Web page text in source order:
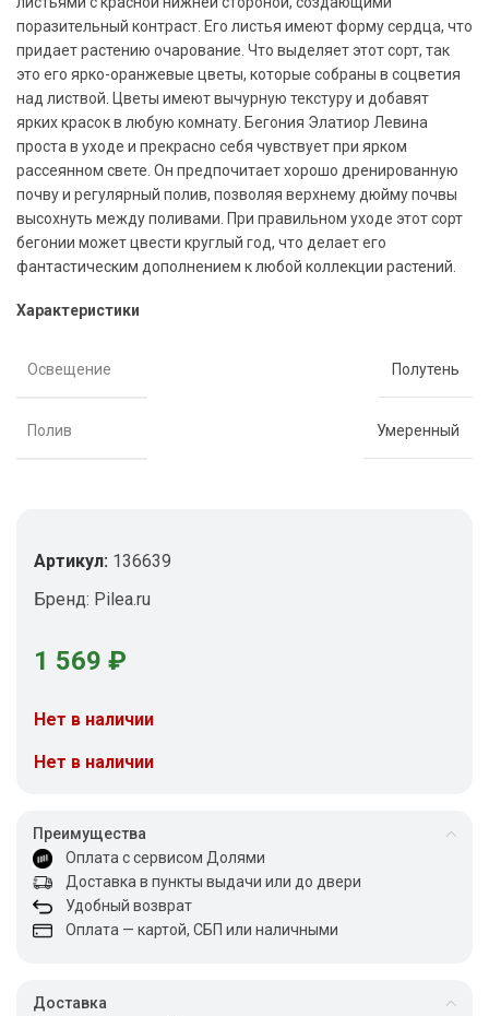
поразительный контраст. Его листья имеют форму сердца, что
придает растению очарование. Что выделяет этот сорт, так
это его ярко-оранжевые цветы, которые собраны в соцветия
над листвой. Цветы имеют вычурную текстуру и добавят
ярких красок в любую комнату. Бегония Элатиор Левина
проста в уходе и прекрасно себя чувствует при ярком
рассеянном свете. Он предпочитает хорошо дренированную
почву и регулярный полив, позволяя верхнему дюйму почвы
высохнуть между поливами. При правильном уходе этот сорт
бегонии может цвести круглый год, что делает его
фантастическим дополнением к любой коллекции растений.
Характеристики
Освещение Полутень
Полив Умеренный
Артикул: 136639
Бренд: Pilea.ru
1 569 ₽
Нет в наличии
Нет в наличии
Преимущества
Оплата с сервисом Долями
Доставка в пункты выдачи или до двери
Удобный возврат
Оплата — картой, СБП или наличными
Доставка